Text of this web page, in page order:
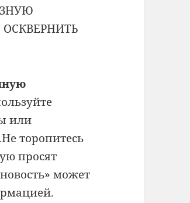
или
торопитесь
просят
может